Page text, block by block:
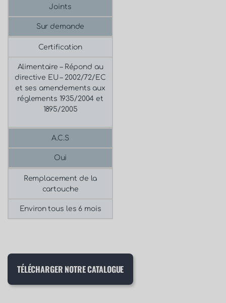
Joints
Sur demande
Certification
Alimentaire – Répond au
directive EU – 2002/72/EC
et ses amendements aux
réglements 1935/2004 et
1895/2005
A.C.S
Oui
Remplacement de la
cartouche
Environ tous les 6 mois
TÉLÉCHARGER NOTRE CATALOGUE